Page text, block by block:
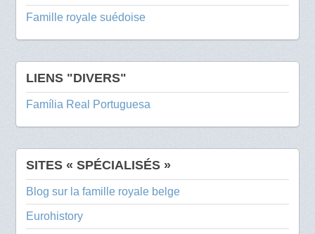
Famille royale suédoise
LIENS "DIVERS"
Família Real Portuguesa
SITES « SPÉCIALISÉS »
Blog sur la famille royale belge
Eurohistory